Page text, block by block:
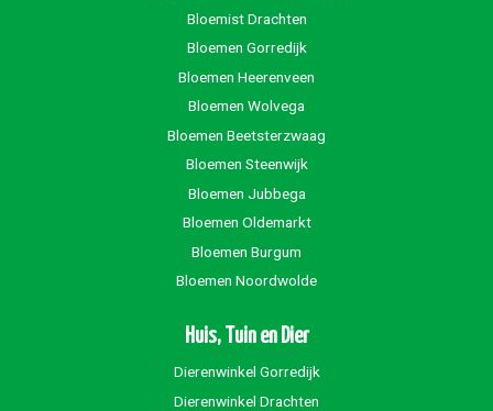
Bloemist Drachten
Bloemen Gorredijk
Bloemen Heerenveen
Bloemen Wolvega
Bloemen Beetsterzwaag
Bloemen Steenwijk
Bloemen Jubbega
Bloemen Oldemarkt
Bloemen Burgum
Bloemen Noordwolde
Huis, Tuin en Dier
Dierenwinkel Gorredijk
Dierenwinkel Drachten